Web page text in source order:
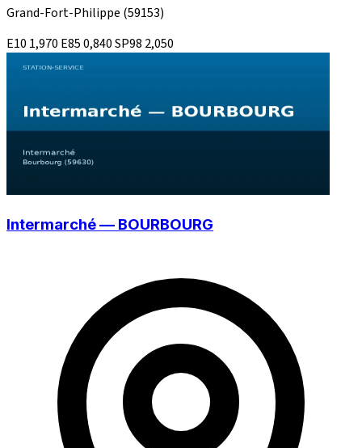
Grand-Fort-Philippe (59153)
E10 1,970 E850,840SP98 2,050
Intermarché — BOURBOURG